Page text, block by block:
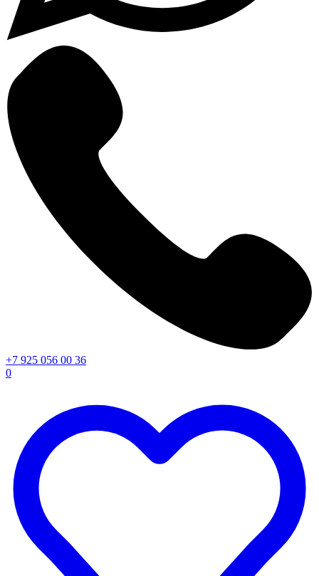
+7 925 056 00 36
0